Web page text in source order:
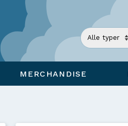
MERCHANDISE